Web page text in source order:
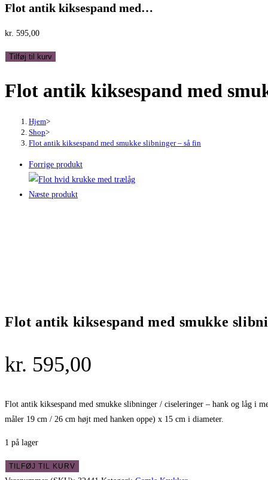
Flot antik kiksespand med…
kr. 595,00
Flot
kiksespand
slibninger
Tilføj til kurv
Flot antik kiksespand med
Hjem>
Shop>
Flot antik kiksespand med smukke slibninger – så fin
Forrige produkt
Næste produkt
Flot antik kiksespand med smukke
kr. 595,00
Flot antik kiksespand med smukke slibninger / ciseleringer – hank og låg i
måler 19 cm / 26 cm højt med hanken oppe) x 15 cm i diameter.
1 på lager
Flot
TILFØJ TIL KURV